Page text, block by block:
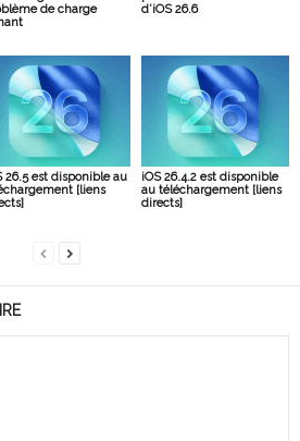
de charge
d’iOS 26.6
26.5 est disponible au
[liens
iOS 26.4.2 est disponible
au téléchargement [liens
directs]